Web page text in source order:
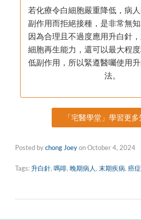
若化療令白細胞嚴重降低，病
副作用而拒絕接種，是非常無知
因為合理且不過度應用升白針
細胞再生能力，還可以最大程
低副作用，所以緊遵醫囑使用
法。
「宅醫學堂」學習更
Posted bychong JoeyonOctober 4, 2024
Tags:升白針, 嗎啡, 晚期病人, 末期疾病, 癌症